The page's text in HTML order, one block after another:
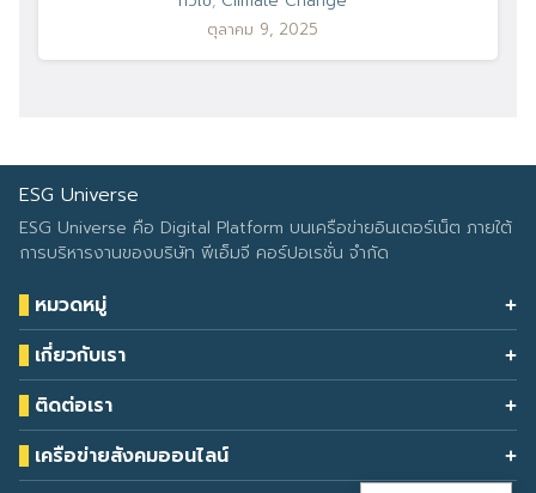
ตุลาคม 9, 2025
ESG Universe
ESG Universe คือ Digital Platform บนเครือข่ายอินเตอร์เน็ต ภายใต้
การบริหารงานของบริษัท พีเอ็มจี คอร์ปอเรชั่น จำกัด
หมวดหมู่
Health & Wellness
Eco Icon
ESG Data
Climate Change
ESG Report
เกี่ยวกับเรา
Our Services
About Us
Contact Us
ติดต่อเรา
โทรศัพท์: 090-549-2524
เครือข่ายสังคมออนไลน์